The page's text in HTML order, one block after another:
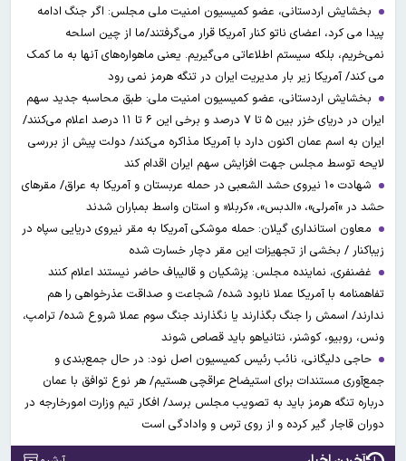
بخشایش اردستانی، عضو کمیسیون امنیت ملی مجلس: اگر جنگ ادامه
پیدا می کرد، اعضای ناتو کنار آمریکا قرار می‌گرفتند/ما از چین اسلحه
نمی‌خریم، بلکه سیستم اطلاعاتی می‌گیریم. یعنی ماهواره‌های آنها به ما کمک
می کند/ آمریکا زیر بار مدیریت ایران در تنگه هرمز نمی رود
بخشایش اردستانی، عضو کمیسیون امنیت ملی: طبق محاسبه جدید سهم
ایران در دریای خزر بین ۵ تا ۷ درصد و برخی این ۶ تا ۱۱ درصد اعلام می‌کنند/
ایران به اسم عمان اکنون دارد با آمریکا مذاکره می‌کند/ دولت پیش از بررسی
لایحه توسط مجلس جهت افزایش سهم ایران اقدام کند
شهادت ۱۰ نیروی حشد الشعبی در حمله عربستان و آمریکا به عراق/ مقرهای
حشد در »آمرلی»، «الدبس»، «کربلا« و استان واسط بمباران شدند
معاون استانداری گیلان: حمله موشکی آمریکا به مقر نیروی دریایی سپاه در
زیباکنار / بخشی از تجهیزات این مقر دچار خسارت شده
غضنفری، نماینده مجلس: پزشکیان و قالیباف حاضر نیستند اعلام کنند
تفاهمنامه با آمریکا عملا نابود شده/ شجاعت و صداقت عذرخواهی را هم
ندارند/ اسمش را جنگ بگذارند یا نگذارند جنگ سوم عملا شروع شده/ ترامپ،
ونس، روبیو، کوشنر، نتانیاهو باید قصاص شوند
حاجی دلیگانی، نائب رئیس کمیسیون اصل نود: در حال جمع‌بندی و
جمع‌آوری مستندات برای استیضاح عراقچی هستیم/ هر نوع توافق با عمان
درباره تنگه هرمز باید به تصویب مجلس برسد/ افکار تیم وزارت امورخارجه در
دوران قاجار گیر کرده و از روی ترس و وادادگی است